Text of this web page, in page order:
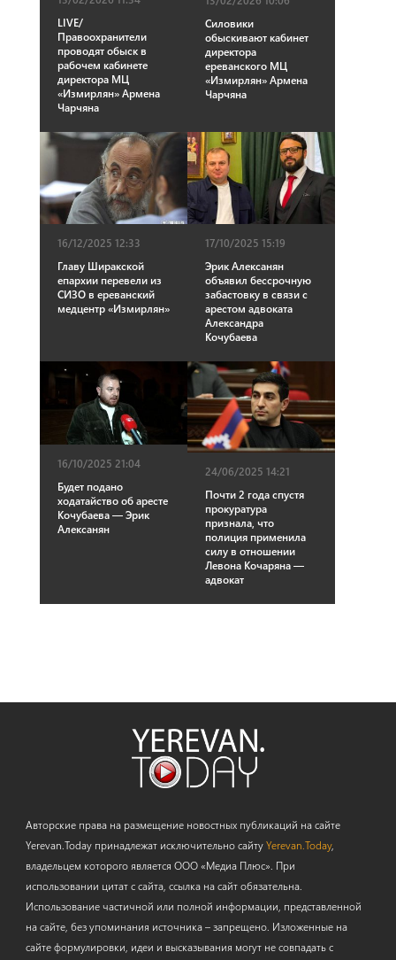
LIVE/
Правоохранители
проводят обыск в
рабочем кабинете
директора МЦ
«Измирлян» Армена
Чарчяна
Силовики
обыскивают кабинет
директора
ереванского МЦ
«Измирлян» Армена
Чарчяна
16/12/2025 12:33
Главу Ширакской
епархии перевели из
СИЗО в ереванский
медцентр «Измирлян»
17/10/2025 15:19
Эрик Алексанян
объявил бессрочную
забастовку в связи с
арестом адвоката
Александра
Кочубаева
16/10/2025 21:04
Будет подано
ходатайство об аресте
Кочубаева — Эрик
Алексанян
24/06/2025 14:21
Почти 2 года спустя
прокуратура
признала, что
полиция применила
силу в отношении
Левона Кочаряна —
адвокат
Авторские права на размещение новостных публикаций на сайте
Yerevan.Today принадлежат исключительно сайтуYerevan.Today,
владельцем которого является ООО «Медиа Плюс». При
использовании цитат с сайта, ссылка на сайт обязательна.
Использование частичной или полной информации, представленной
на сайте, без упоминания источника – запрещено. Изложенные на
сайте формулировки, идеи и высказывания могут не совпадать с